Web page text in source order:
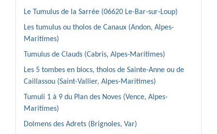
Le Tumulus de la Sarrée (06620 Le-Bar-sur-Loup)
Les tumulus ou tholos de Canaux (Andon, Alpes-
Maritimes)
Tumulus de Clauds (Cabris, Alpes-Maritimes)
Les 5 tombes en blocs, tholos de Sainte-Anne ou de
Caillassou (Saint-Vallier, Alpes-Maritimes)
Tumuli 1 à 9 du Plan des Noves (Vence, Alpes-
Maritimes)
Dolmens des Adrets (Brignoles, Var)